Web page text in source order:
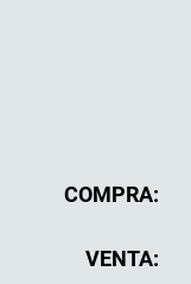
COMPRA:
VENTA: